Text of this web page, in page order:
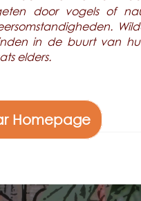
door vogels of
in de buurt van
elders.
Homepage